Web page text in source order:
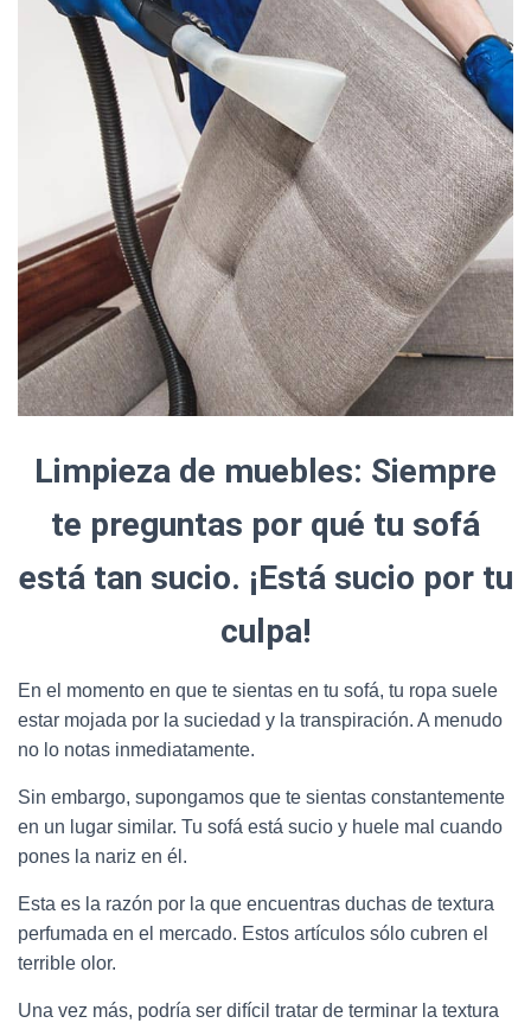
Limpieza de muebles: Siempre
te preguntas por qué tu sofá
está tan sucio. ¡Está sucio por tu
culpa!
En el momento en que te sientas en tu sofá, tu ropa suele
estar mojada por la suciedad y la transpiración. A menudo
no lo notas inmediatamente.
Sin embargo, supongamos que te sientas constantemente
en un lugar similar. Tu sofá está sucio y huele mal cuando
pones la nariz en él.
Esta es la razón por la que encuentras duchas de textura
perfumada en el mercado. Estos artículos sólo cubren el
terrible olor.
Una vez más, podría ser difícil tratar de terminar la textura